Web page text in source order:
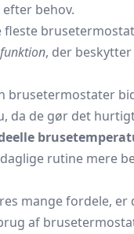
behov.
fleste
, der
brusetermostater
da de gør det
rutine mere
mange fordele, er
af